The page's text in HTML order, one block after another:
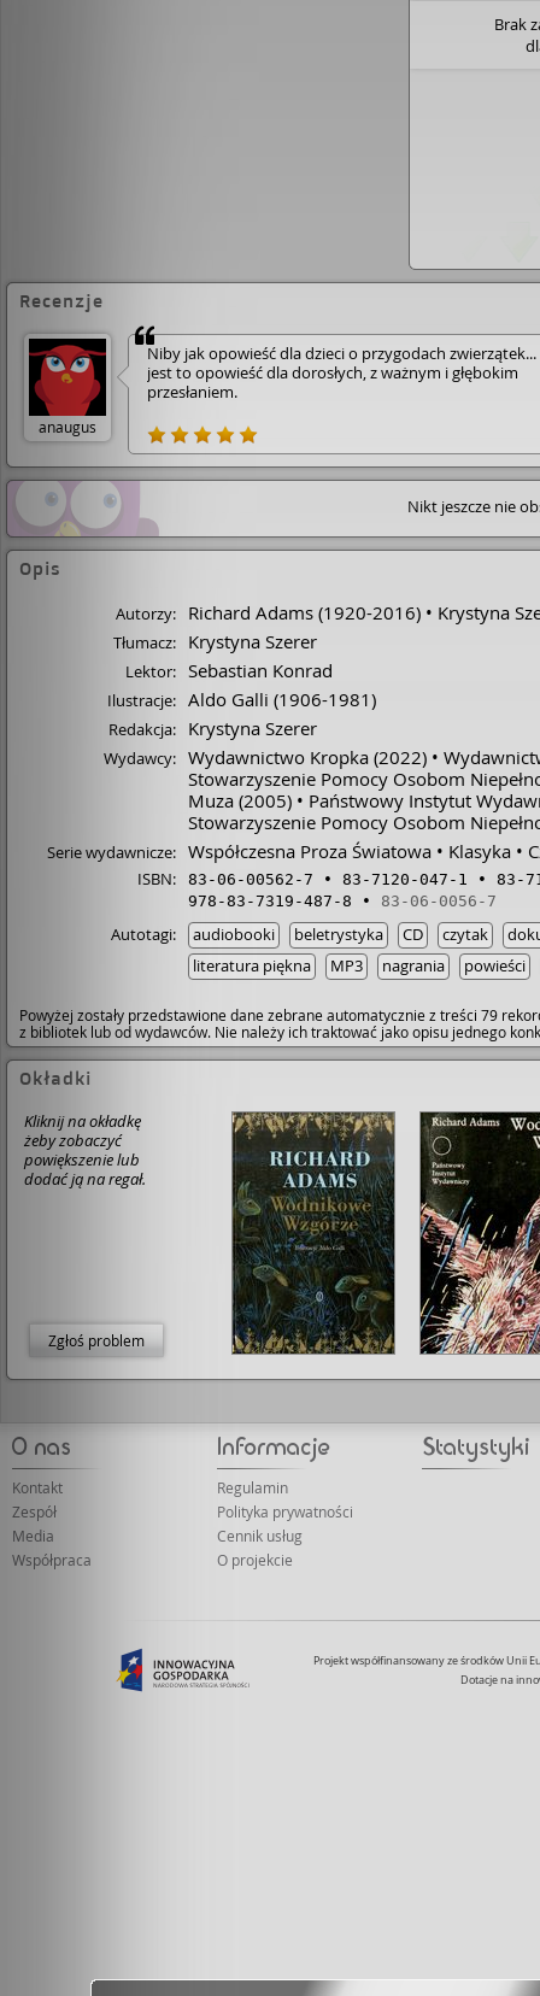
Do miłośników tej książki należą również
Rowling. Dzieło Adamsa zostało
Brak
Recenzje
anaugus
Niby jak opowieść dla dzieci o przygodach zwierzątek...
jest to opowieść dla dorosłych, z ważnym i głębokim
przesłaniem.
Nikt jeszcze nie
Opis
Autorzy: Richard Adams (1920-2016) Krystyna
Tłumacz: Krystyna Szerer
Lektor: Sebastian Konrad
Ilustracje: Aldo Galli (1906-1981)
Redakcja: Krystyna Szerer
Wydawcy: Wydawnictwo Kropka (2022)
Stowarzyszenie Pomocy Osobom
Muza (2005)
Państwowy Instytut
Stowarzyszenie Pomocy Osobom
Serie wydawnicze: Współczesna Proza Światowa Klasyka
ISBN: 83-06-00562-7 83-7120-047-1
83-
978-83-7319-487-8
83-06-0056-7
Autotagi: audiobooki beletrystyka CD czytak
literatura piękna
MP3 nagrania powieści
Powyżej zostały przedstawione dane zebrane automatycznie z treści 79
z bibliotek lub od wydawców. Nie należy ich traktować jako opisu jednego
Okładki
Kliknij na okładkę
żeby zobaczyć
powiększenie lub
dodać ją na regał.
Zgłoś problem
Kontakt
Zespół
Media
Współpraca
Regulamin
Polityka prywatności
Cennik usług
O projekcie
Projekt współfinansowany ze środków Unii
Dotacje na